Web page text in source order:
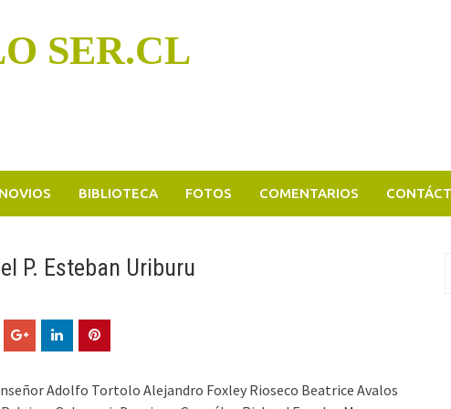
SER.CL
BIBLIOTECA FOTOS COMENTARIOS
P. Esteban Uriburu
Adolfo Tortolo Alejandro Foxley Rioseco Beatrice Avalos